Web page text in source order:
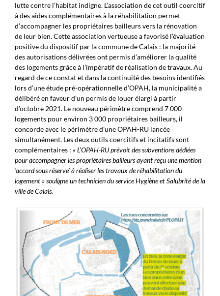
lutte contre l’habitat indigne. L’association de cet outil coercitif
à des aides complémentaires à la réhabilitation permet
d’accompagner les propriétaires bailleurs vers la rénovation
de leur bien. Cette association vertueuse a favorisé l’évaluation
positive du dispositif par la commune de Calais : la majorité
des autorisations délivrées ont permis d’améliorer la qualité
des logements grâce à l’impératif de réalisation de travaux. Au
regard de ce constat et dans la continuité des besoins identifiés
lors d’une étude pré-opérationnelle d’OPAH, la municipalité a
délibéré en faveur d’un permis de louer élargi à partir
d’octobre 2021. Le nouveau périmètre comprend 7 000
logements pour environ 3 000 propriétaires bailleurs, il
concorde avec le périmètre d’une OPAH-RU lancée
simultanément. Les deux outils coercitifs et incitatifs sont
complémentaires : «L’OPAH-RU prévoit des subventions dédiées
pour accompagner les propriétaires bailleurs ayant reçu une mention
‘accord sous réserve’ à réaliser les travaux de réhabilitation du
logement » souligne un technicien du service Hygiène et Salubrité de la
ville de Calais.